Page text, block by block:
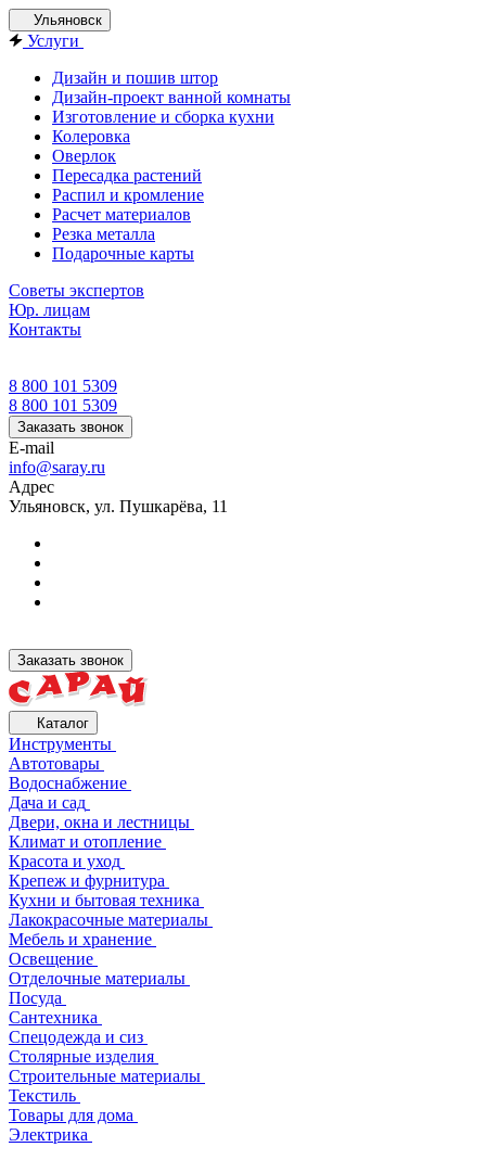
Ульяновск
Услуги
Дизайн и пошив штор
Дизайн-проект ванной комнаты
Изготовление и сборка кухни
Колеровка
Оверлок
Пересадка растений
Распил и кромление
Расчет материалов
Резка металла
Подарочные карты
Советы экспертов
Юр. лицам
Контакты
8 800 101 5309
8 800 101 5309
Заказать звонок
E-mail
info@saray.ru
Адрес
Ульяновск, ул. Пушкарёва, 11
Заказать звонок
Каталог
Инструменты
Автотовары
Водоснабжение
Дача и сад
Двери, окна и лестницы
Климат и отопление
Красота и уход
Крепеж и фурнитура
Кухни и бытовая техника
Лакокрасочные материалы
Мебель и хранение
Освещение
Отделочные материалы
Посуда
Сантехника
Спецодежда и сиз
Столярные изделия
Строительные материалы
Текстиль
Товары для дома
Электрика